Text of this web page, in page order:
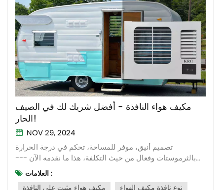
مكيف هواء النافذة - أفضل شريك لك في الصيف
الحار!
NOV 29, 2024
تصميم أنيق، موفر للمساحة، تحكم في درجة الحرارة
بالثرموستات وفعال من حيث التكلفة، هذا ما نقدمه الآن ---
مكيف هواء من نوع النافذة. من بين مكيفات الهواء المدمجة،
يشتهر مكيف الهواء من نوع النافذة بشكل خاص. تتراوح قدرة
العلامات :